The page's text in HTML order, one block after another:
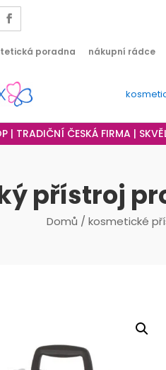
poradna nákupní rádce
| TRADIČNÍ ČESKÁ FIRMA |
přístroj
Domů / kosmetické